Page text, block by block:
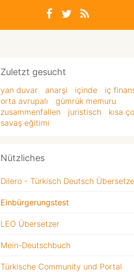
Zuletzt gesucht
yan duvar anarşi içinde
iç
orta avrupalı
gümrük memuru
zusammenfallen
juristisch
kısa
savaş eğitimi
Nützliches
Dilero - Türkisch Deutsch
Einbürgerungstest
LEO Übersetzer
Mein-Deutschbuch
Türkische Community und Portal